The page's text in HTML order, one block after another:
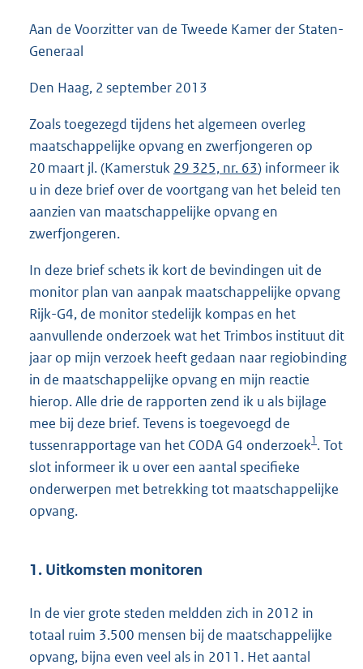
b
Aan de Voorzitter van de Tweede Kamer der Staten-
Generaal
Den Haag, 2 september 2013
Zoals toegezegd tijdens het algemeen overleg
maatschappelijke opvang en zwerfjongeren op
20 maart jl. (Kamerstuk 29 325, nr. 63) informeer ik
u in deze brief over de voortgang van het beleid ten
aanzien van maatschappelijke opvang en
zwerfjongeren.
In deze brief schets ik kort de bevindingen uit de
monitor plan van aanpak maatschappelijke opvang
Rijk-G4, de monitor stedelijk kompas en het
aanvullende onderzoek wat het Trimbos instituut dit
jaar op mijn verzoek heeft gedaan naar regiobinding
in de maatschappelijke opvang en mijn reactie
hierop. Alle drie de rapporten zend ik u als bijlage
mee bij deze brief. Tevens is toegevoegd de
tussenrapportage van het CODA G4 onderzoek1. Tot
slot informeer ik u over een aantal specifieke
onderwerpen met betrekking tot maatschappelijke
opvang.
1. Uitkomsten monitoren
In de vier grote steden meldden zich in 2012 in
totaal ruim 3.500 mensen bij de maatschappelijke
opvang, bijna even veel als in 2011. Het aantal